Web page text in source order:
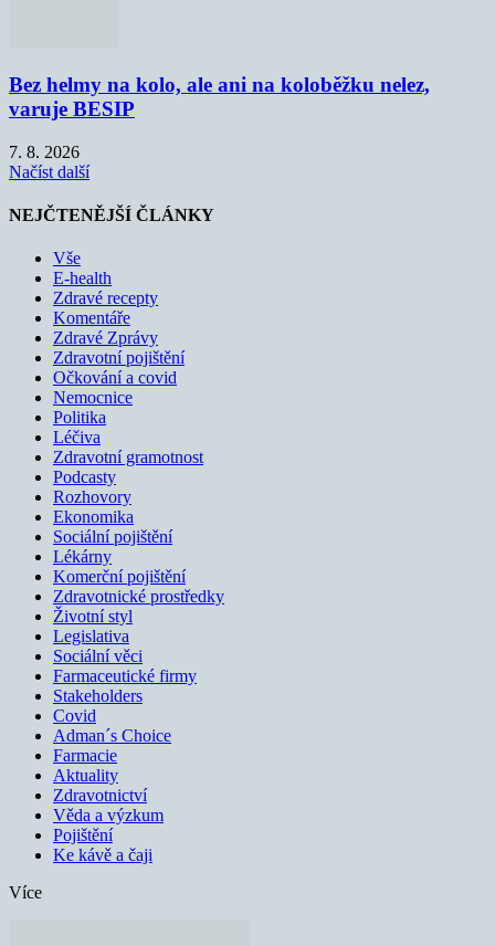
Bez helmy na kolo, ale ani na koloběžku nelez,
varuje BESIP
7. 8. 2026
Načíst další
NEJČTENĚJŠÍ ČLÁNKY
Vše
E-health
Zdravé recepty
Komentáře
Zdravé Zprávy
Zdravotní pojištění
Očkování a covid
Nemocnice
Politika
Léčiva
Zdravotní gramotnost
Podcasty
Rozhovory
Ekonomika
Sociální pojištění
Lékárny
Komerční pojištění
Zdravotnické prostředky
Životní styl
Legislativa
Sociální věci
Farmaceutické firmy
Stakeholders
Covid
Adman´s Choice
Farmacie
Aktuality
Zdravotnictví
Věda a výzkum
Pojištění
Ke kávě a čaji
Více